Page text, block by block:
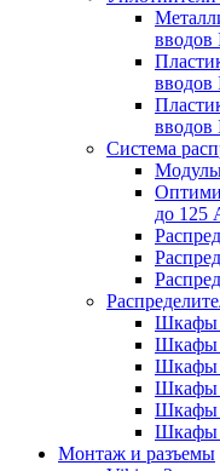
вводов
вводов
вводов
Система
до 125
Шкафы
Шкафы
Шкафы
Шкафы
Шкафы
Шкафы
Монтаж и разъемы